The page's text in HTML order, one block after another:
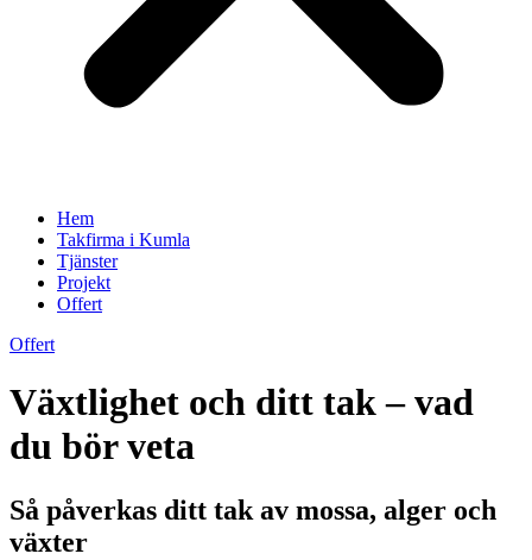
Hem
Takfirma i Kumla
Tjänster
Projekt
Offert
Offert
Växtlighet och ditt tak – vad
du bör veta
Så påverkas ditt tak av mossa, alger och
växter